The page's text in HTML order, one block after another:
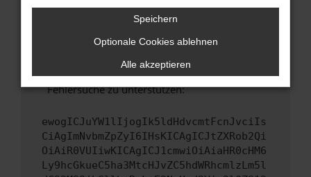
Wende dich an den Webseitenbetreiber.
Wenn du alle oben genannten Schritte versucht
hast, kontaktiere uns bitte. Wir werden
versuchen, das Problem zu beheben. Du kannst
uns diesen Text schicken, um uns bei der
Fehlersuche zu unterstützen:
ewogICJuYW1lIjogIk5ldHdvcmtFcnJvciIs
CiAgImNvbmZpZyI6IHsKICAgICJtZXRob2Qi
OiAiR0VUIiwKICAgICJ1cmwiOiAiaHR0cHM6
Ly9hcGkueC5ha3MtcHJvZC5hdWRhcmlzLm5l
Speichern
Optionale Cookies ablehnen
Alle akzeptieren